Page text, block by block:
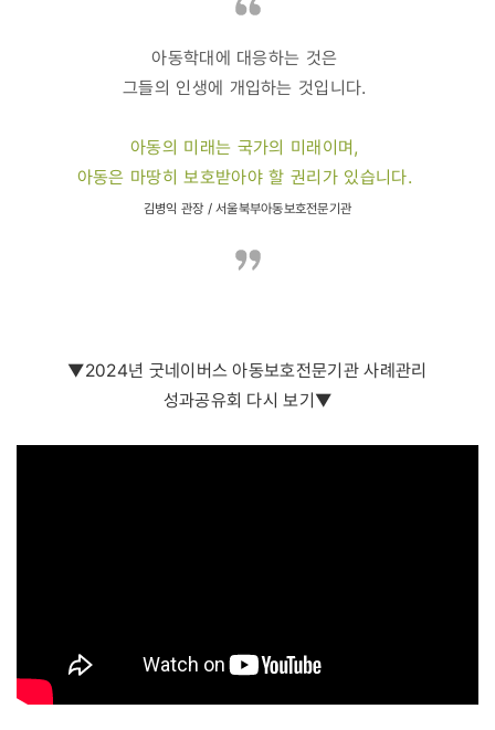
아동학대에 대응하는 것은
그들의 인생에 개입하는 것입니다.
아동의 미래는 국가의 미래이며,
아동은 마땅히 보호받아야 할 권리가 있습니다.
김병익 관장 / 서울북부아동보호전문기관
▼2024년 굿네이버스 아동보호전문기관 사례관리
성과공유회 다시 보기▼